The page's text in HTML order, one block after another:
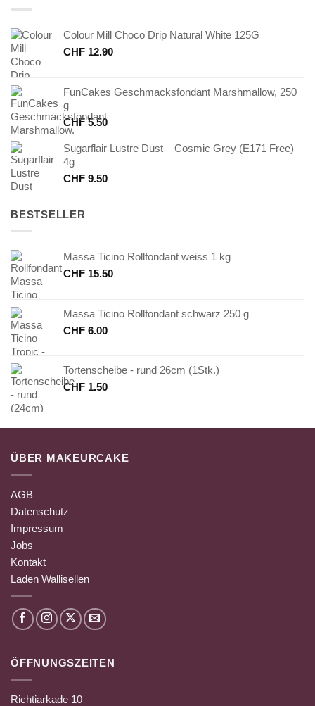
Colour Mill Choco Drip Natural White 125G
CHF 12.90
FunCakes Geschmacksfondant Marshmallow, 250
g
CHF5.50
Sugarflair Lustre Dust – Cosmic Grey (E171 Free)
4g
CHF 9.50
BESTSELLER
Massa Ticino Rollfondant weiss 1 kg
CHF 15.50
Massa Ticino Rollfondant schwarz 250 g
CHF 6.00
Tortenscheibe - rund 26cm (1Stk.)
CHF 1.50
ÜBER MAKEURCAKE
AGB
Datenschutz
Impressum
Jobs
Kontakt
Laden Wallisellen
ÖFFNUNGSZEITEN
Richtiarkade 10